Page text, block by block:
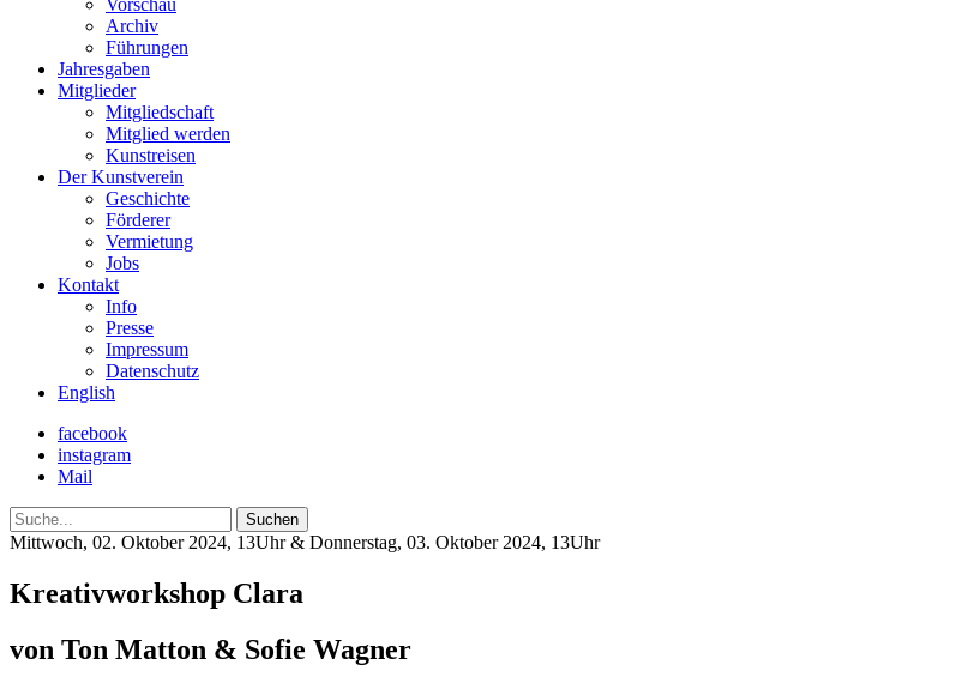
Vorschau
Archiv
Führungen
Jahresgaben
Mitglieder
Mitgliedschaft
Mitglied werden
Kunstreisen
Der Kunstverein
Geschichte
Förderer
Vermietung
Jobs
Kontakt
Info
Presse
Impressum
Datenschutz
English
facebook
instagram
Mail
Suche
Mittwoch, 02. Oktober 2024, 13Uhr & Donnerstag, 03. Oktober 2024, 13Uhr
Kreativworkshop Clara
von Ton Matton & Sofie Wagner